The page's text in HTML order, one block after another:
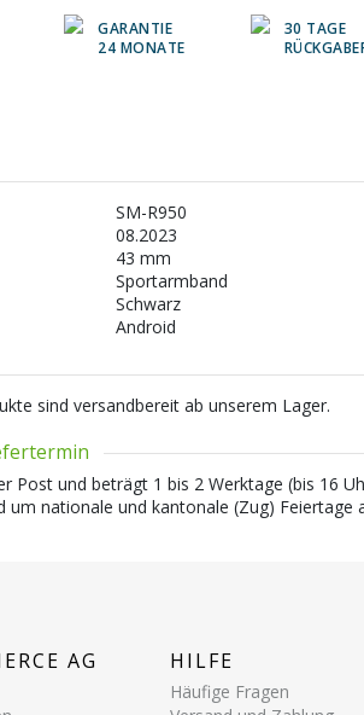
GARANTIE
24 MONATE
30 TAGE
SM-R950
08.2023
43 mm
Sportarmband
Schwarz
Android
sind versandbereit ab unserem Lager.
Post und beträgt 1 bis 2 Werktage (bis 16
um nationale und kantonale (Zug) Feiertage
AG HILFE
Häufige Fragen